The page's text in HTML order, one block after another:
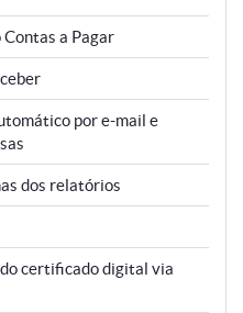
a Pagar
por e-mail e
dos relatórios
certificado digital via